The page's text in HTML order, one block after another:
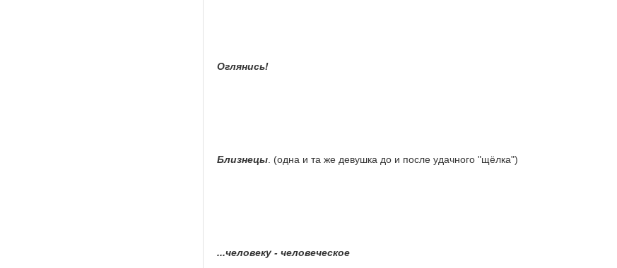
Оглянись!
Близнецы . (одна и та же девушка до и после удачного "щёлка")
...человеку - человеческое